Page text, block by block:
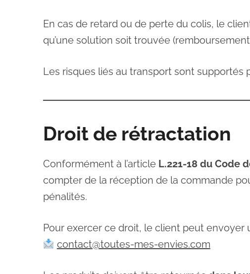
En cas de retard ou de perte du colis, le
qu’une solution soit trouvée
Les risques liés au transport sont supportés
Droit de rétractation
Conformément à l’article L.221-18 du Code
compter de la réception de la commande
pénalités.
Pour exercer ce droit, le client peut envoyer
contact@toutes-mes-envies.com